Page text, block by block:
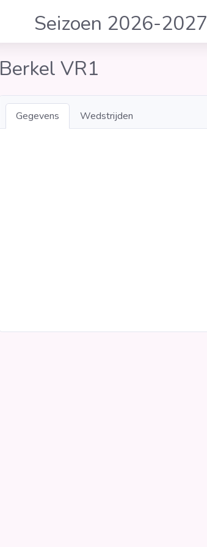
Seizoen 2026-2027
Berkel VR1
Gegevens Wedstrijden